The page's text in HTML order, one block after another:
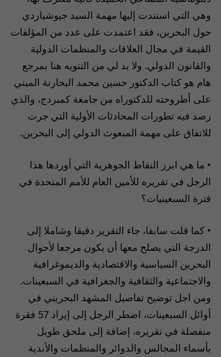
وهي التي استندت إليها مهمة السيد جيوشياردي
حول البحرين، فقد اعتمدت على عدد من المؤلفات
القيمة في مجال العلاقات والمنظمات الدولية
والقانون الدولي. ولا بد لي من التنويه هنا بمرجع
هام هو كتاب الدكتور حسين محمد البحارنة المبني
على أطروحته للدكتوراه من جامعة كمبردج، والذي
رصد فيه تطورات المحادثات الأولية التي جرت
للاتفاق على مهمة المبعوث الدولي إلى البحرين.
• ما هي ابرز النقاط الجوهرية التي أوردها هذا
الرجل في تقريره للأمين العام للأمم المتحدة في
فترة السبعينيات؟
• كما قلت سابقا، جاء التقرير دقيقا وشاملا إلى
الدرجة التي يصلح معها أن يكون مرجعا لأحوال
البحرين السياسية والاقتصادية والديموغرافية
والاجتماعية والثقافية والجغرافية في السبعينات.
ومن اجل توضيح تفاصيل المشهد البحريني في
أوائل السبعينات، اضطر الرجل إلى إيراد 57 فقرة
منفصلة في تقريره، إضافة إلى ملحق طويل
بأسماء المجالس والدوائر والمنظمات والأندية